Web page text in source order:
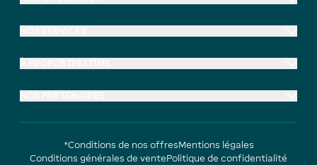
*Conditions de nos offresMentions légales
Conditions générales de ventePolitique de confidentialité